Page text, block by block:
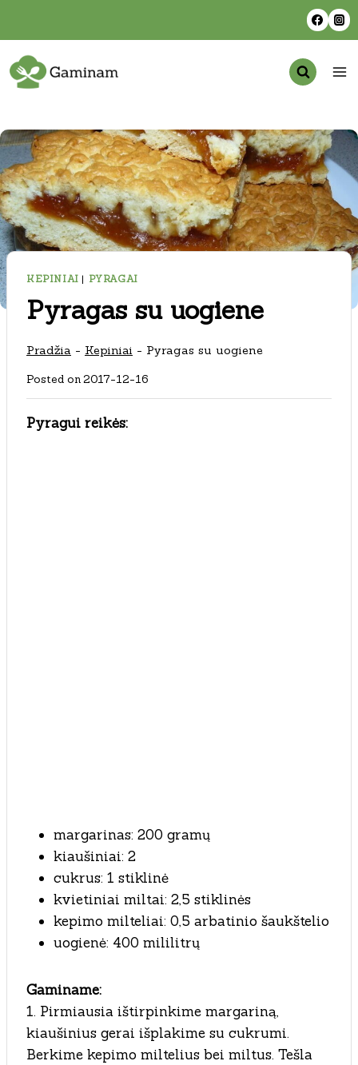
content
KEPINIAI | PYRAGAI
Pyragas su uogiene
Pradžia - Kepiniai - Pyragas su uogiene
Posted on2017-12-16
Pyragui reikės:
margarinas: 200 gramų
kiaušiniai: 2
cukrus: 1 stiklinė
kvietiniai miltai: 2,5 stiklinės
kepimo milteliai: 0,5 arbatinio šaukštelio
uogienė: 400 mililitrų
Gaminame:
1. Pirmiausia ištirpinkime margariną,
kiaušinius gerai išplakime su cukrumi.
Berkime kepimo miltelius bei miltus. Tešla